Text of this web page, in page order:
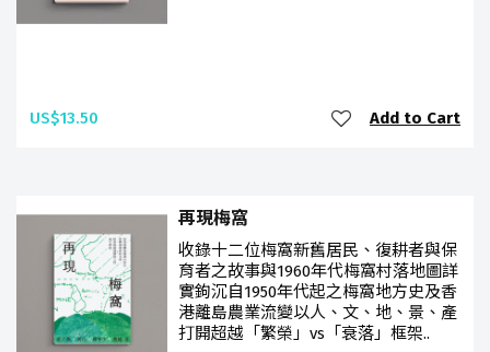
US$13.50 Add to Cart
再現梅窩
收錄十二位梅窩新舊居民、復耕者與保
育者之故事與1960年代梅窩村落地圖詳
實鉤沉自1950年代起之梅窩地方史及香
港離島農業流變以人、文、地、景、產
打開超越「繁榮」vs「衰落」框架..